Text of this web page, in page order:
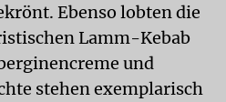
Ebenso lobten die
Lamm-Kebab
und
stehen exemplarisch